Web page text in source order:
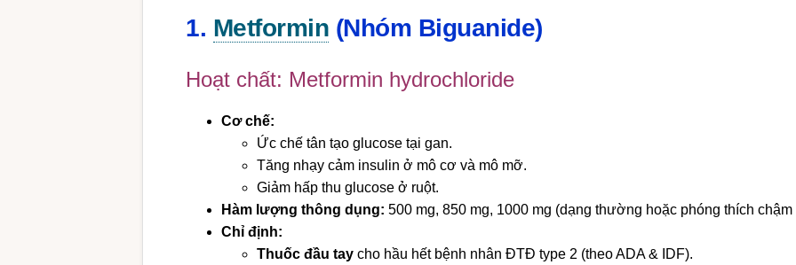
1. Metformin (Nhóm Biguanide)
Hoạt chất: Metformin hydrochloride
Cơ chế:
Ức chế tân tạo glucose tại gan.
Tăng nhạy cảm insulin ở mô cơ và mô mỡ.
Giảm hấp thu glucose ở ruột.
Hàm lượng thông dụng: 500 mg, 850 mg, 1000 mg (dạng thường hoặc phóng thích chậm
Chỉ định:
Thuốc đầu tay cho hầu hết bệnh nhân ĐTĐ type 2 (theo ADA & IDF).